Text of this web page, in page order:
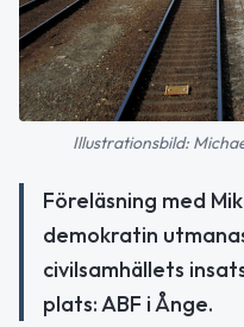
Illustrationsbild:
Föreläsning med
demokratin
civilsamhällets
plats: ABF i Ånge.